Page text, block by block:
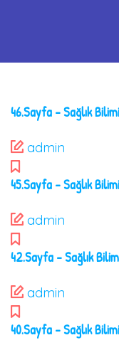
46.Sayfa – Sağlık
admin
45.Sayfa – Sağlık
admin
42.Sayfa – Sağlık
admin
40.Sayfa – Sağlık